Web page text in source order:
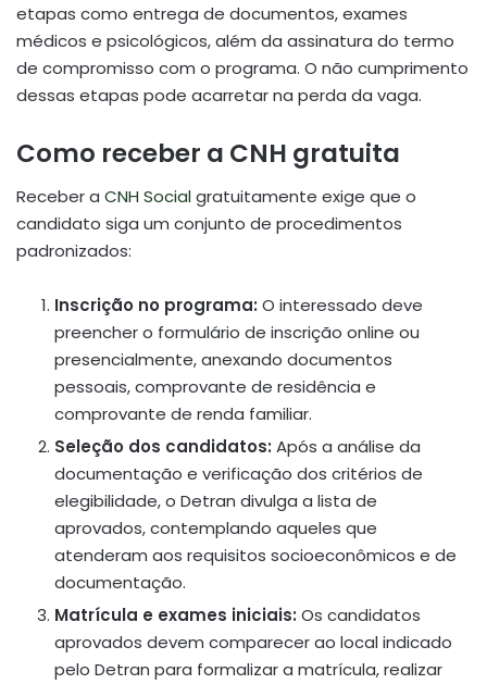
etapas como entrega de documentos, exames
médicos e psicológicos, além da assinatura do termo
de compromisso com o programa. O não cumprimento
dessas etapas pode acarretar na perda da vaga.
Como receber a CNH gratuita
Receber a CNH Socialgratuitamente exige que o
candidato siga um conjunto de procedimentos
padronizados:
Inscrição no programa: O interessado deve
preencher o formulário de inscrição online ou
presencialmente, anexando documentos
pessoais, comprovante de residência e
comprovante de renda familiar.
Seleção dos candidatos: Após a análise da
documentação e verificação dos critérios de
elegibilidade, o Detran divulga a lista de
aprovados, contemplando aqueles que
atenderam aos requisitos socioeconômicos e de
documentação.
Matrícula e exames iniciais: Os candidatos
aprovados devem comparecer ao local indicado
pelo Detran para formalizar a matrícula, realizar